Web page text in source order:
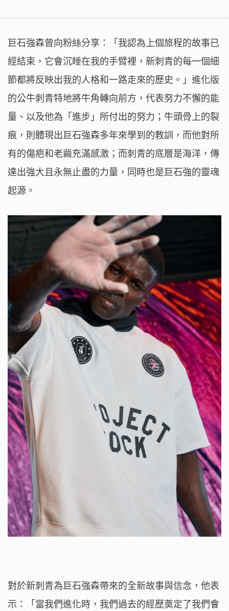
巨石強森曾向粉絲分享：「我認為上個旅程的故事已
經結束，它會沉睡在我的手臂裡，新刺青的每一個細
節都將反映出我的人格和一路走來的歷史。」進化版
的公牛刺青特地將牛角轉向前方，代表努力不懈的能
量、以及他為「進步」所付出的努力；牛頭骨上的裂
痕，則體現出巨石強森多年來學到的教訓，而他對所
有的傷疤和老繭充滿感激；而刺青的底層是海洋，傳
達出強大且永無止盡的力量，同時也是巨石強的靈魂
起源。
對於新刺青為巨石強森帶來的全新故事與信念，他表
示：「當我們進化時，我們過去的經歷奠定了我們會